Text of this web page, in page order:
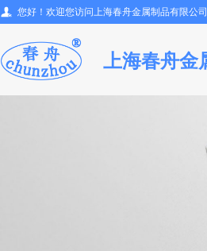
您好！欢迎您访问上海春舟金属制品有限公
上海春舟金